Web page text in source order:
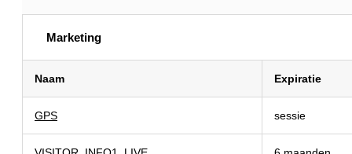
Marketing
Naam
GPS
Expiratie
sessie
Naam Expiratie
Naam Expiratie
Naam Expiratie